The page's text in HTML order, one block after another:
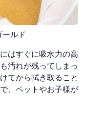
ルド
はすぐに吸水力の高
汚れが残ってしまっ
てから拭き取ること
、ペットやお子様が